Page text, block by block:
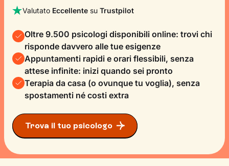
Valutato Eccellente su Trustpilot
Oltre 9.500 psicologi disponibili online: trovi chi
risponde davvero alle tue esigenze
Appuntamenti rapidi e orari flessibili, senza
attese infinite: inizi quando sei pronto
Terapia da casa (o ovunque tu voglia), senza
spostamenti né costi extra
Trova il tuo psicologo